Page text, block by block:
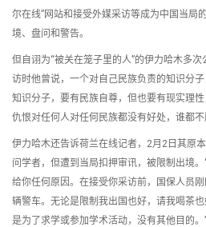
尔在线”网站和接受外媒采访等成为中国当局
境、盘问和警告。
但自诩为“被关在笼子里的人”的伊力哈木多
访时他曾说，一个对自己民族负责的知识分
知识分子，要有民族自尊，但也要有现实理
仇恨对任何人对任何民族都没有好处，谁都不
伊力哈木还告诉荷兰在线记者，2月2日其原
问学者，但遭到当局扣押审讯，被限制出境
给你任何原因。在接受你采访前，国保人员
辆警车。无论是限制我出国也好，请我喝茶
是为了求学或参加学术活动，没有其他目的。